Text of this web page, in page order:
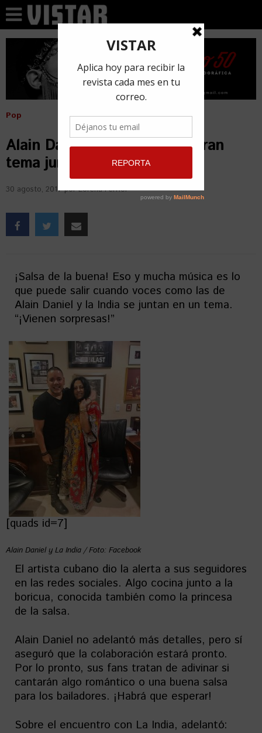
Pop
Alain Daniel y La India preparan
tema juntos
30 agosto, 2017 porLorena Ferriol
¡Salsa de la buena! Eso y mucha música es lo
que puede salir cuando voces como las de
Alain Daniel y la India se juntan en un tema.
“¡Vienen sorpresas!”
[quads id=7]
Alain Daniel y La India / Foto: Facebook
El artista cubano dio la alerta a sus seguidores
en las redes sociales. Algo cocina junto a la
boricua, conocida también como la princesa
de la salsa.
Alain Daniel no adelantó más detalles, pero sí
aseguró que la colaboración estará pronto.
Por lo pronto, sus fans tratan de adivinar si
cantarán algo romántico o una buena salsa
para los bailadores. ¡Habrá que esperar!
Sobre el encuentro con La India, adelantó: